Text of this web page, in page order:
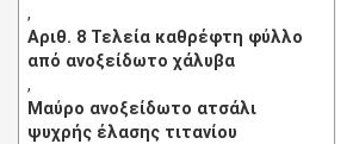
,
Αριθ. 8 Τελεία καθρέφτη φύλλο
από ανοξείδωτο χάλυβα
,
Μαύρο ανοξείδωτο ατσάλι
ψυχρής έλασης τιτανίου